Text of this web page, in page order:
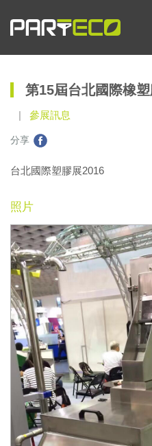
第15屆台北國際橡
參展訊息
分享
台北國際塑膠展2016
照片